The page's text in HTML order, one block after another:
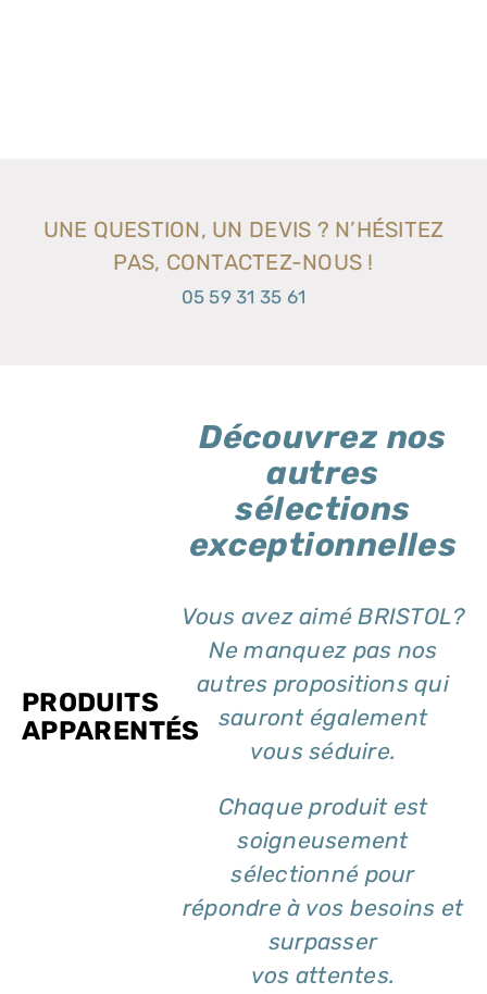
UNE QUESTION, UN DEVIS ? N’HÉSITEZ
PAS, CONTACTEZ-NOUS !
05 59 31 35 61
Découvrez nos
autres
sélections
exceptionnelles
Vous avez aimé BRISTOL?
Ne manquez pas nos
autres propositions qui
sauront également
vous séduire.
Chaque produit est
soigneusement
sélectionné pour
répondre à vos besoins et
surpasser
vos attentes.
PRODUITS
APPARENTÉS